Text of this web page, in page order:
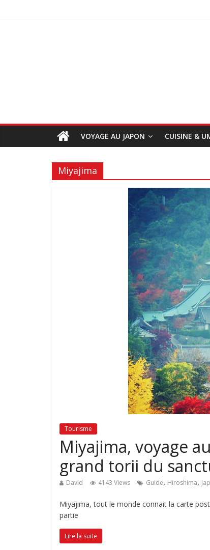
VOYAGE AU JAPON CUISINE &
Miyajima
Tourisme
Miyajima, voyage
grand torii du
David 4143 Views Guide, Hiroshima,
Miyajima, tout le monde connait la carte
partie
Lire la suite